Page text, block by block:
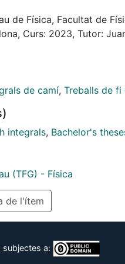
and anharmonic
results have been
the Schr¨odinger
Carlo method; the
de Física, Facultat de
Curs: 2023, Tutor:
de camí, Treballs de fi
integrals, Bachelor's
(TFG) - Física
de l'ítem
subjectes a: